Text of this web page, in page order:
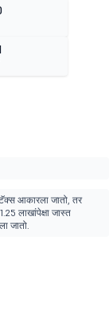
टॅक्स आकारला जातो, तर
लाखांपेक्षा जास्त
जातो.